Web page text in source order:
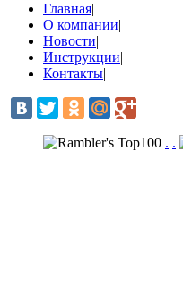
Главная|
О компании|
Новости|
Инструкции|
Контакты|
. .